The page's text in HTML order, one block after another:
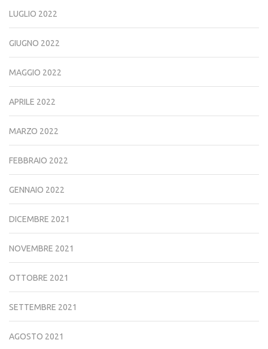
LUGLIO 2022
GIUGNO 2022
MAGGIO 2022
APRILE 2022
MARZO 2022
FEBBRAIO 2022
GENNAIO 2022
DICEMBRE 2021
NOVEMBRE 2021
OTTOBRE 2021
SETTEMBRE 2021
AGOSTO 2021